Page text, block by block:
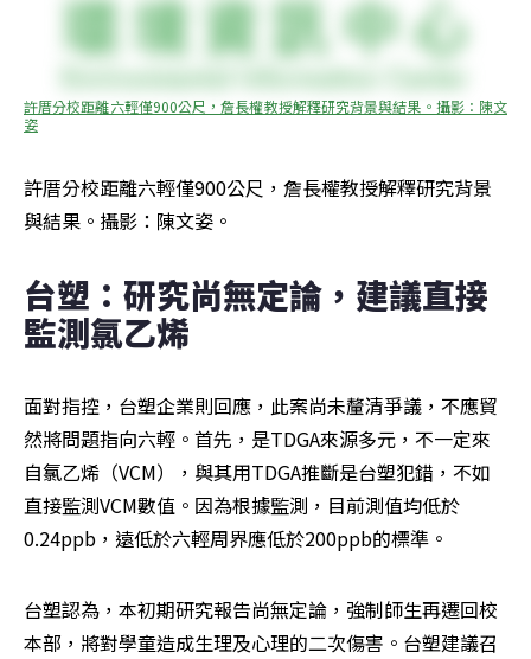
許厝分校距離六輕僅900公尺，詹長權教授解釋研究背景與結果。攝影：陳文
姿
許厝分校距離六輕僅900公尺，詹長權教授解釋研究背景
與結果。攝影：陳文姿。
台塑：研究尚無定論，建議直接
監測氯乙烯
面對指控，台塑企業則回應，此案尚未釐清爭議，不應貿
然將問題指向六輕。首先，是TDGA來源多元，不一定來
自氯乙烯（VCM），與其用TDGA推斷是台塑犯錯，不如
直接監測VCM數值。因為根據監測，目前測值均低於
0.24ppb，遠低於六輕周界應低於200ppb的標準。
台塑認為，本初期研究報告尚無定論，強制師生再遷回校
本部，將對學童造成生理及心理的二次傷害。台塑建議召